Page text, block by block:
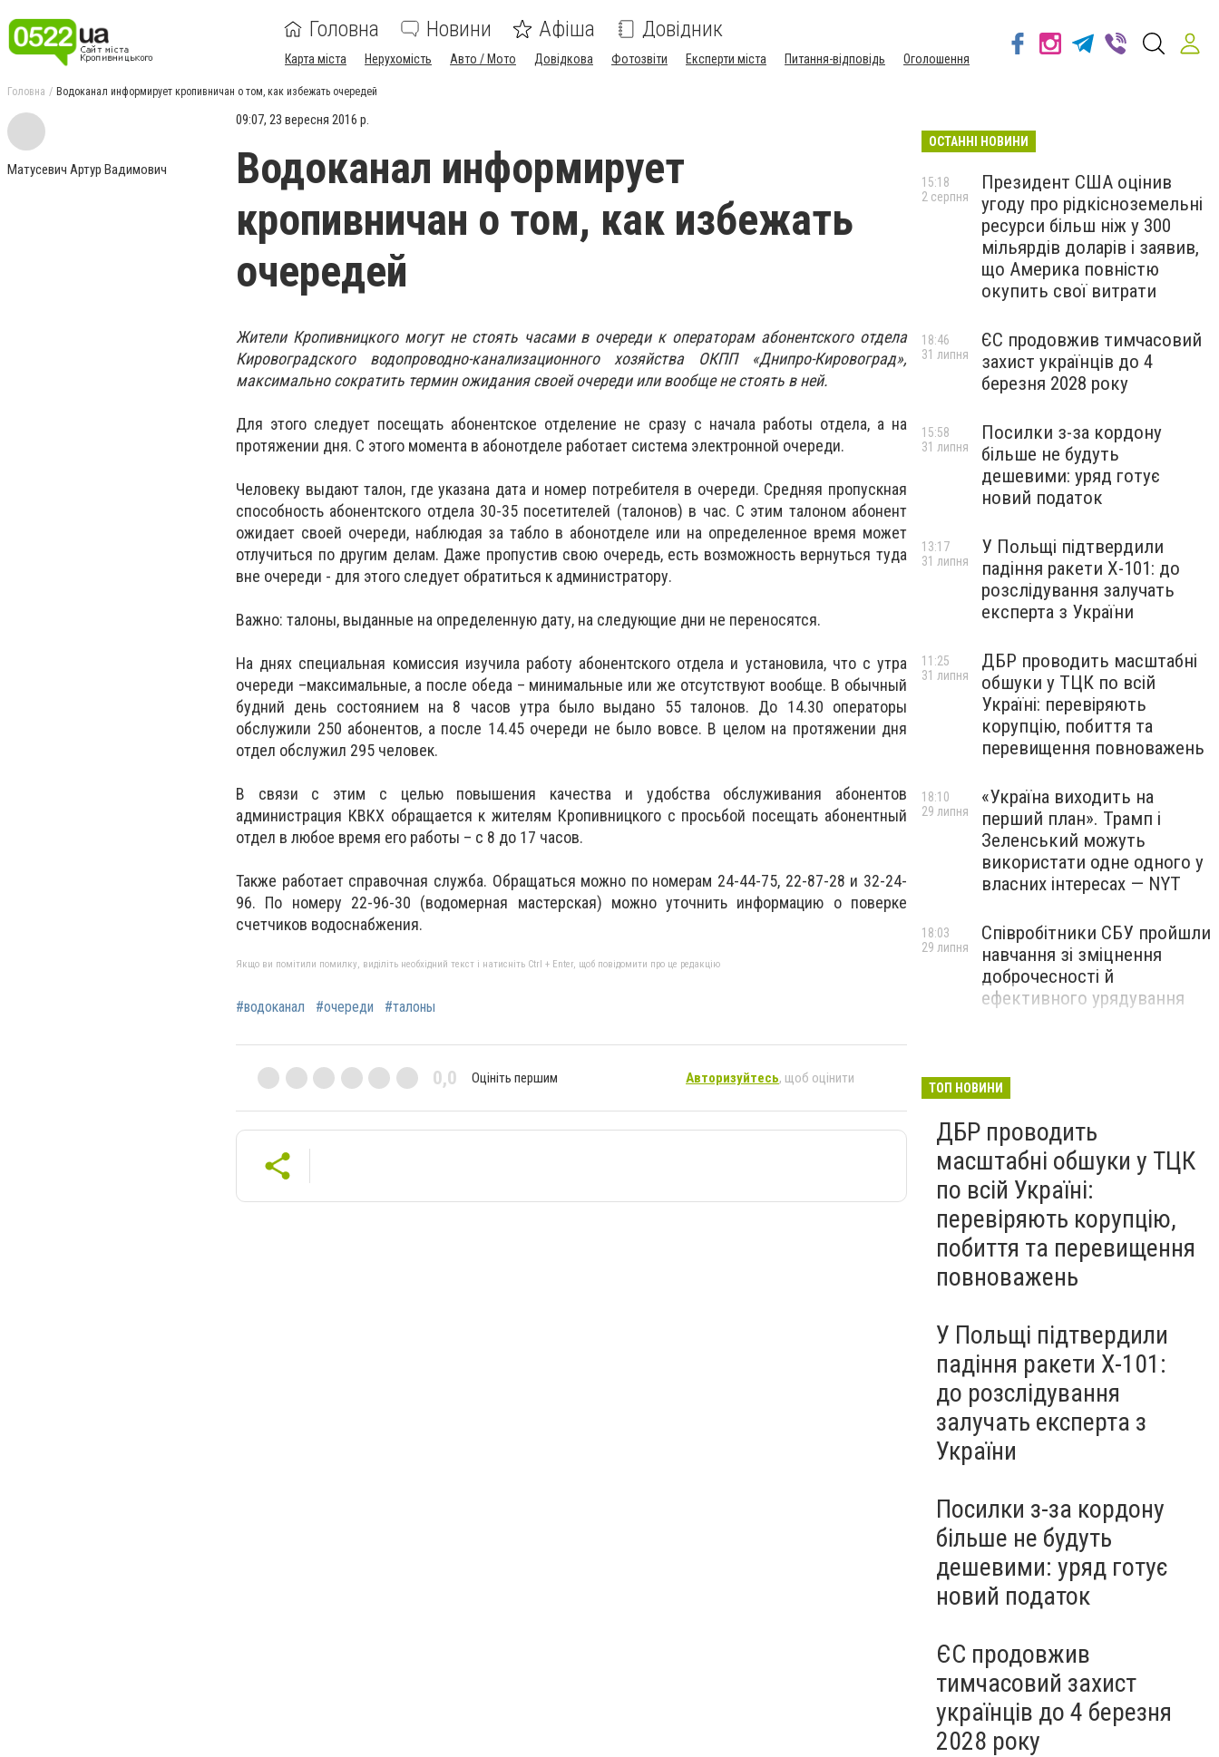
Головна Новини Афіша Довідник
Карта міста Нерухомість Авто / Мото Довідкова Фотозвіти Експерти міста Питання-відповідь Оголошення
Головна Водоканал информирует кропивничан о том, как избежать очередей
Матусевич Артур Вадимович
09:07, 23 вересня 2016 р.
Водоканал информирует
кропивничан о том, как избежать
очередей
Жители Кропивницкого могут не стоять часами в очереди к операторам абонентского отдела
Кировоградского водопроводно-канализационного хозяйства ОКПП «Днипро-Кировоград»,
максимально сократить термин ожидания своей очереди или вообще не стоять в ней.
Для этого следует посещать абонентское отделение не сразу с начала работы отдела, а на
протяжении дня. С этого момента в абонотделе работает система электронной очереди.
Человеку выдают талон, где указана дата и номер потребителя в очереди. Средняя пропускная
способность абонентского отдела 30-35 посетителей (талонов) в час. С этим талоном абонент
ожидает своей очереди, наблюдая за табло в абонотделе или на определенное время может
отлучиться по другим делам. Даже пропустив свою очередь, есть возможность вернуться туда
вне очереди - для этого следует обратиться к администратору.
Важно: талоны, выданные на определенную дату, на следующие дни не переносятся.
На днях специальная комиссия изучила работу абонентского отдела и установила, что с утра
очереди –максимальные, а после обеда – минимальные или же отсутствуют вообще. В обычный
будний день состоянием на 8 часов утра было выдано 55 талонов. До 14.30 операторы
обслужили 250 абонентов, а после 14.45 очереди не было вовсе. В целом на протяжении дня
отдел обслужил 295 человек.
В связи с этим с целью повышения качества и удобства обслуживания абонентов
администрация КВКХ обращается к жителям Кропивницкого с просьбой посещать абонентный
отдел в любое время его работы – с 8 до 17 часов.
Также работает справочная служба. Обращаться можно по номерам 24-44-75, 22-87-28 и 32-24-
96. По номеру 22-96-30 (водомерная мастерская) можно уточнить информацию о поверке
счетчиков водоснабжения.
Якщо ви помітили помилку, виділіть необхідний текст і натисніть Ctrl + Enter, щоб повідомити про це редакцію
#водоканал #очереди #талоны
0,0 Оцініть першим Авторизуйтесь, щоб оцінити
ОСТАННІ НОВИНИ
Президент США оцінив
угоду про рідкісноземельні
ресурси більш ніж у 300
мільярдів доларів і заявив,
що Америка повністю
окупить свої витрати
15:18
2 серпня
ЄС продовжив тимчасовий
захист українців до 4
березня 2028 року
18:46
31 липня
Посилки з-за кордону
більше не будуть
дешевими: уряд готує
новий податок
15:58
31 липня
У Польщі підтвердили
падіння ракети Х-101: до
розслідування залучать
експерта з України
13:17
31 липня
ДБР проводить масштабні
обшуки у ТЦК по всій
Україні: перевіряють
корупцію, побиття та
перевищення повноважень
11:25
31 липня
«Україна виходить на
перший план». Трамп і
Зеленський можуть
використати одне одного у
власних інтересах — NYT
18:10
29 липня
Співробітники СБУ пройшли
навчання зі зміцнення
доброчесності й
ефективного урядування
18:03
29 липня
війська: у CENTCOM
всіх ракет
ТОП НОВИНИ
ДБР проводить
масштабні обшуки у ТЦК
по всій Україні:
перевіряють корупцію,
побиття та перевищення
повноважень
У Польщі підтвердили
падіння ракети Х-101:
до розслідування
залучать експерта з
України
Посилки з-за кордону
більше не будуть
дешевими: уряд готує
новий податок
ЄС продовжив
тимчасовий захист
українців до 4 березня
2028 року